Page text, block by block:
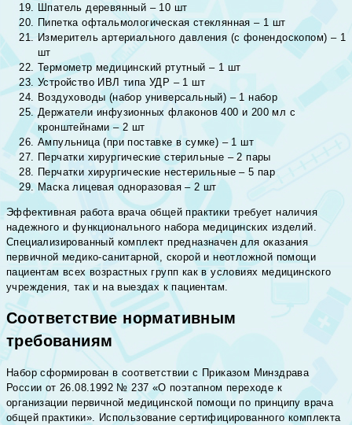
Шпатель деревянный – 10 шт
Пипетка офтальмологическая стеклянная – 1 шт
Измеритель артериального давления (с фонендоскопом) – 1
шт
Термометр медицинский ртутный – 1 шт
Устройство ИВЛ типа УДР – 1 шт
Воздуховоды (набор универсальный) – 1 набор
Держатели инфузионных флаконов 400 и 200 мл с
кронштейнами – 2 шт
Ампульница (при поставке в сумке) – 1 шт
Перчатки хирургические стерильные – 2 пары
Перчатки хирургические нестерильные – 5 пар
Маска лицевая одноразовая – 2 шт
Эффективная работа врача общей практики требует наличия
надежного и функционального набора медицинских изделий.
Специализированный комплект предназначен для оказания
первичной медико-санитарной, скорой и неотложной помощи
пациентам всех возрастных групп как в условиях медицинского
учреждения, так и на выездах к пациентам.
Соответствие нормативным
требованиям
Набор сформирован в соответствии с Приказом Минздрава
России от 26.08.1992 № 237 «О поэтапном переходе к
организации первичной медицинской помощи по принципу врача
общей практики». Использование сертифицированного комплекта